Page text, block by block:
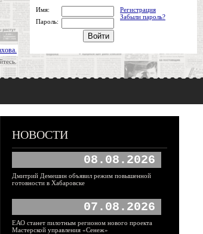
Имя:
Регистрация
Забыли пароль?
Пароль:
НОВОСТИ
08.08.2026
Дмитрий Демешин объявил режим повышенной
готовности в Хабаровске
07.08.2026
ЕАО станет пилотным регионом нового проекта
Мастерской управления «Сенеж»